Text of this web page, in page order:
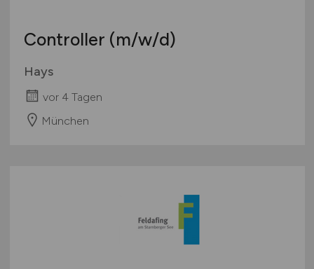
Controller (m/w/d)
Hays
vor 4 Tagen
München